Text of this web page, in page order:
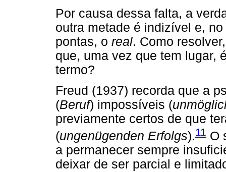
Por causa dessa falta, a
outra metade é indizível e,
pontas, o real. Como
que, uma vez que tem lugar,
termo?
Freud (1937) recorda que a
(Beruf) impossíveis (
previamente certos de que
(ungenügenden Erfolgs).11 O
a permanecer sempre
deixar de ser parcial e